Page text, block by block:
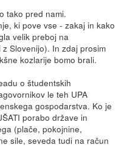
tako pred nami.
ki pove vse - zakaj in kako
velik preboj na
Slovenijo). In zdaj prosim
kozlarije bomo brali.
o študentskih
le teh UPA
gospodarstva. Ko je
porabo države in
(plače, pokojnine,
sile, seveda tudi na račun